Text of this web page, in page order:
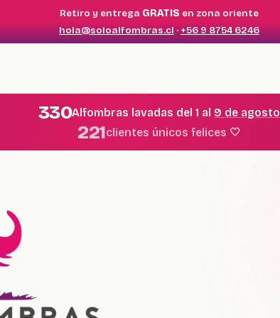
Retiro y entrega GRATIS en zona oriente
hola@soloalfombras.cl·+56 9 8754 6246
330Alfombras lavadas del 1 al 9 de agosto
221clientes únicos felices 🤍